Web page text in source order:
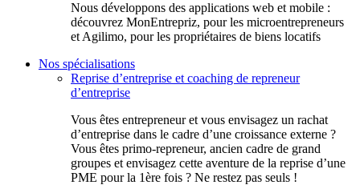
Nous développons des applications web et mobile :
découvrez MonEntrepriz, pour les microentrepreneurs
et Agilimo, pour les propriétaires de biens locatifs
Nos spécialisations
Reprise d’entreprise et coaching de repreneur
d’entreprise
Vous êtes entrepreneur et vous envisagez un rachat
d’entreprise dans le cadre d’une croissance externe ?
Vous êtes primo-repreneur, ancien cadre de grand
groupes et envisagez cette aventure de la reprise d’une
PME pour la 1ère fois ? Ne restez pas seuls !